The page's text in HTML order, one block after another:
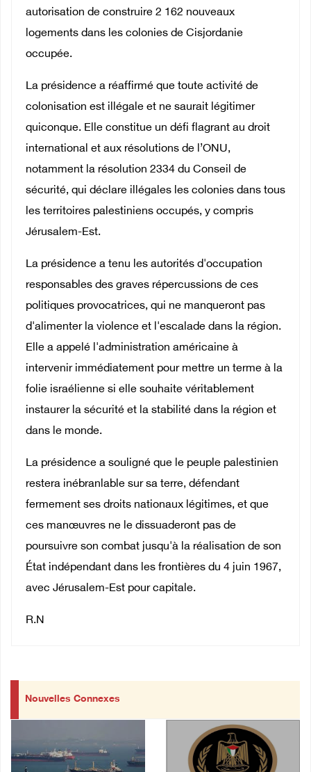
autorisation de construire 2 162 nouveaux
logements dans les colonies de Cisjordanie
occupée.
La présidence a réaffirmé que toute activité de
colonisation est illégale et ne saurait légitimer
quiconque. Elle constitue un défi flagrant au droit
international et aux résolutions de l’ONU,
notamment la résolution 2334 du Conseil de
sécurité, qui déclare illégales les colonies dans tous
les territoires palestiniens occupés, y compris
Jérusalem-Est.
La présidence a tenu les autorités d'occupation
responsables des graves répercussions de ces
politiques provocatrices, qui ne manqueront pas
d'alimenter la violence et l'escalade dans la région.
Elle a appelé l'administration américaine à
intervenir immédiatement pour mettre un terme à la
folie israélienne si elle souhaite véritablement
instaurer la sécurité et la stabilité dans la région et
dans le monde.
La présidence a souligné que le peuple palestinien
restera inébranlable sur sa terre, défendant
fermement ses droits nationaux légitimes, et que
ces manœuvres ne le dissuaderont pas de
poursuivre son combat jusqu'à la réalisation de son
État indépendant dans les frontières du 4 juin 1967,
avec Jérusalem-Est pour capitale.
R.N
Nouvelles Connexes